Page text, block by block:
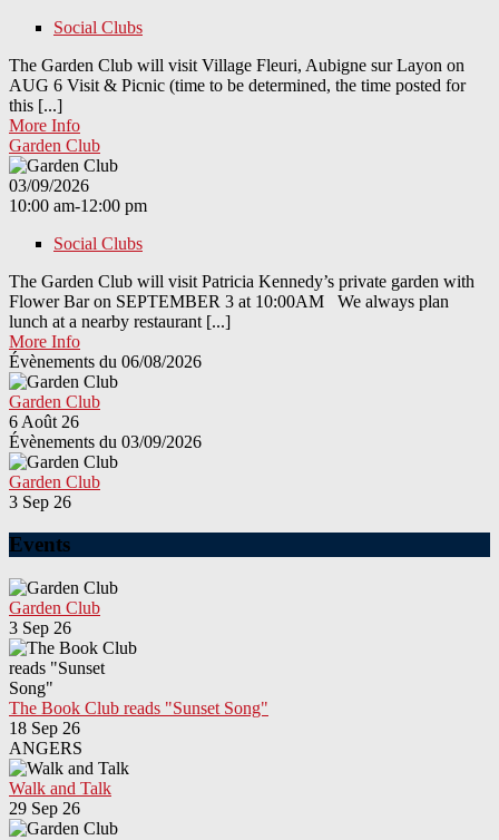
Social Clubs
The Garden Club will visit Village Fleuri, Aubigne sur Layon on
AUG 6 Visit & Picnic (time to be determined, the time posted for
this [...]
More Info
Garden Club
03/09/2026
10:00 am-12:00 pm
Social Clubs
The Garden Club will visit Patricia Kennedy’s private garden with
Flower Bar on SEPTEMBER 3 at 10:00AM We always plan
lunch at a nearby restaurant [...]
More Info
Évènements du 06/08/2026
Garden Club
6 Août 26
Évènements du 03/09/2026
Garden Club
3 Sep 26
Events
Garden Club
3 Sep 26
The Book Club reads "Sunset Song"
18 Sep 26
ANGERS
Walk and Talk
29 Sep 26